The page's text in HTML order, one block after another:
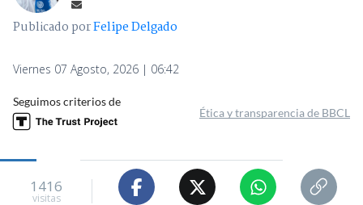
Publicado porFelipe Delgado
Viernes 07 Agosto, 2026 | 06:42
Seguimos criterios de
Ética y transparencia de BBCL
1416
visitas